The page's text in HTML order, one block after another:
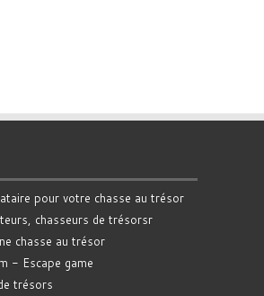
pour votre chasse au trésor
chasseurs de trésorsr
chasse au trésor
- Escape game
trésors